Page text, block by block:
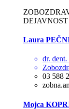
DEJAVNOST
Laura
dr. dent.
03 588
Mojca